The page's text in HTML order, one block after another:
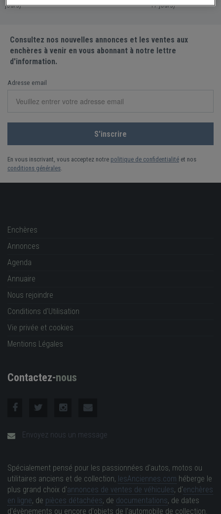
17 jours)
Consultez nos nouvelles annonces et les ventes aux
enchères à venir en vous abonnant à notre lettre
d'information.
Adresse email
En vous inscrivant, vous acceptez notre politique de confidentialité et nos
conditions générales.
Enchères
Annonces
Agenda
Annuaire
Nous rejoindre
Conditions d'Utilisation
Vie privée et cookies
Mentions Légales
Contactez-nous
Envoyez nous un message
Spécialement pensé pour les passionnées d'autos, motos ou
utilitaires anciens et de collection, lesAnciennes.com héberge le
plus grand choix d'annonces de ventes de véhicules, d'enchères
en ligne, de pièces détachées, de documentations, de dates
d'évènements ou encore d'objets de l'automobile de collection.